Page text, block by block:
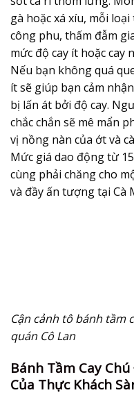
gà hoặc xá xíu, mỗi
công phu, thấm đẫm
mức độ cay ít hoặc cay
Nếu bạn không quá
ít sẽ giúp bạn cảm
bị lấn át bởi độ cay.
chắc chắn sẽ mê mẩn
vị nồng nàn của ớt và
Mức giá dao động từ
cùng phải chăng cho
và đầy ấn tượng tại Cà
Cận cảnh tô bánh tầm
quán Cô Lan
Bánh Tầm Cay
Của Thực Khách